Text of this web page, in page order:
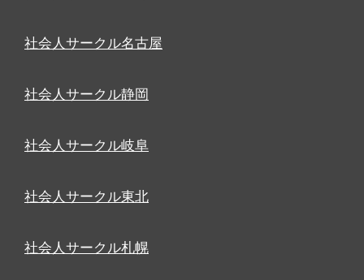
社会人サークル名古屋
社会人サークル静岡
社会人サークル岐阜
社会人サークル東北
社会人サークル札幌